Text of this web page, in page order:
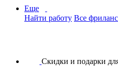
Еще
Найти работу Все
Скидки и подарки